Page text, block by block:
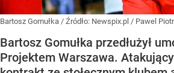
Bartosz Gomułka / Źródło: Newspix.pl / Pawel
Bartosz Gomułka przedłużył
Projektem Warszawa.